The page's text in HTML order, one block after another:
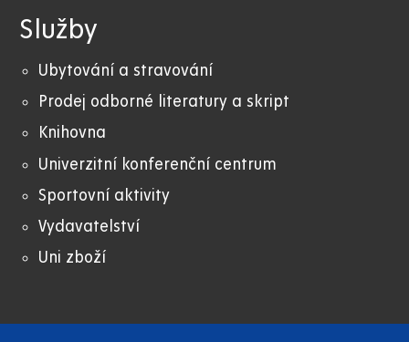
Služby
Ubytování a stravování
Prodej odborné literatury a skript
Knihovna
Univerzitní konferenční centrum
Sportovní aktivity
Vydavatelství
Uni zboží